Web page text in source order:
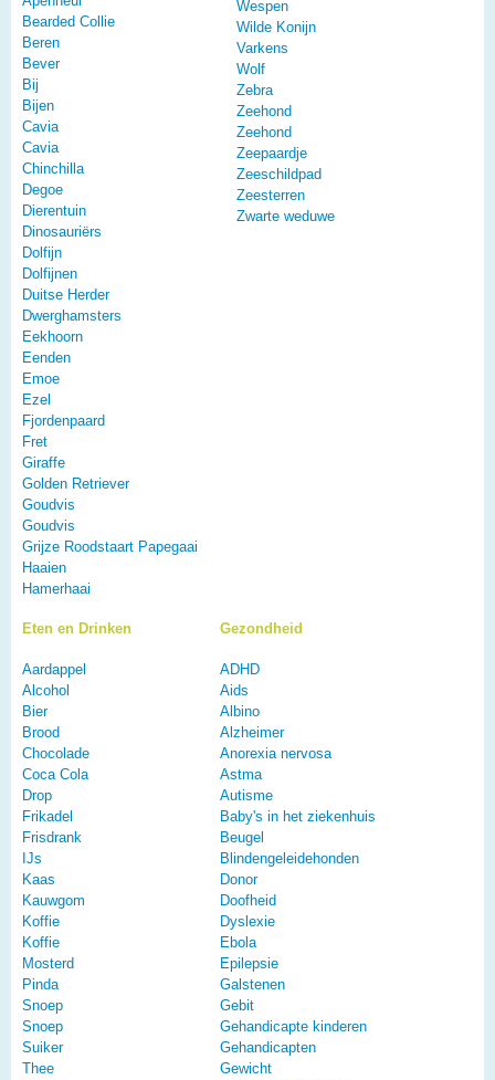
Bearded Collie
Beren
Bever
Bij
Bijen
Cavia
Cavia
Chinchilla
Degoe
Dierentuin
Dinosauriërs
Dolfijn
Dolfijnen
Duitse Herder
Dwerghamsters
Eekhoorn
Eenden
Emoe
Ezel
Fjordenpaard
Fret
Giraffe
Golden Retriever
Goudvis
Goudvis
Grijze Roodstaart Papegaai
Haaien
Hamerhaai
Wespen
Wilde Konijn
Varkens
Wolf
Zebra
Zeehond
Zeehond
Zeepaardje
Zeeschildpad
Zeesterren
Zwarte weduwe
Eten en Drinken
Aardappel
Alcohol
Bier
Brood
Chocolade
Coca Cola
Drop
Frikadel
Frisdrank
IJs
Kaas
Kauwgom
Koffie
Koffie
Mosterd
Pinda
Snoep
Snoep
Suiker
Thee
Gezondheid
ADHD
Aids
Albino
Alzheimer
Anorexia nervosa
Astma
Autisme
Baby's in het ziekenhuis
Beugel
Blindengeleidehonden
Donor
Doofheid
Dyslexie
Ebola
Epilepsie
Galstenen
Gebit
Gehandicapte kinderen
Gehandicapten
Gewicht